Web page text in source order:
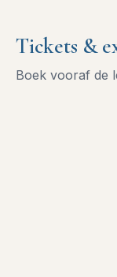
Tickets &
Boek vooraf de